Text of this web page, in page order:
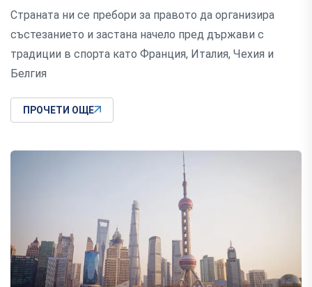
Страната ни се пребори за правото да организира
състезанието и застана начело пред държави с
традиции в спорта като Франция, Италия, Чехия и
Белгия
ПРОЧЕТИ ОЩЕ